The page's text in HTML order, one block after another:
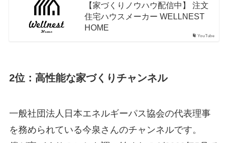
YouTube
【家づくりノウハウ配信中】 注文
住宅ハウスメーカー WELLNEST
HOME
2位：高性能な家づくりチャンネル
一般社団法人日本エネルギーパス協会の代表理事
を務められている今泉さんのチャンネルです。